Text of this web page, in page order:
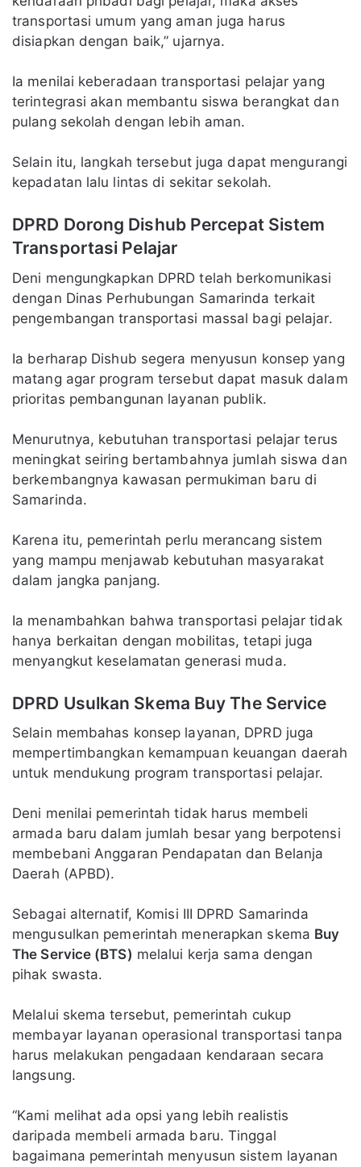
transportasi umum yang aman juga harus
disiapkan dengan baik,” ujarnya.
Ia menilai keberadaan transportasi pelajar yang
terintegrasi akan membantu siswa berangkat dan
pulang sekolah dengan lebih aman.
Selain itu, langkah tersebut juga dapat mengurangi
kepadatan lalu lintas di sekitar sekolah.
DPRD Dorong Dishub Percepat Sistem
Transportasi Pelajar
Deni mengungkapkan DPRD telah berkomunikasi
dengan Dinas Perhubungan Samarinda terkait
pengembangan transportasi massal bagi pelajar.
Ia berharap Dishub segera menyusun konsep yang
matang agar program tersebut dapat masuk dalam
prioritas pembangunan layanan publik.
Menurutnya, kebutuhan transportasi pelajar terus
meningkat seiring bertambahnya jumlah siswa dan
berkembangnya kawasan permukiman baru di
Samarinda.
Karena itu, pemerintah perlu merancang sistem
yang mampu menjawab kebutuhan masyarakat
dalam jangka panjang.
Ia menambahkan bahwa transportasi pelajar tidak
hanya berkaitan dengan mobilitas, tetapi juga
menyangkut keselamatan generasi muda.
DPRD Usulkan Skema Buy The Service
Selain membahas konsep layanan, DPRD juga
mempertimbangkan kemampuan keuangan daerah
untuk mendukung program transportasi pelajar.
Deni menilai pemerintah tidak harus membeli
armada baru dalam jumlah besar yang berpotensi
membebani Anggaran Pendapatan dan Belanja
Daerah (APBD).
Sebagai alternatif, Komisi III DPRD Samarinda
mengusulkan pemerintah menerapkan skema Buy
The Service (BTS) melalui kerja sama dengan
pihak swasta.
Melalui skema tersebut, pemerintah cukup
membayar layanan operasional transportasi tanpa
harus melakukan pengadaan kendaraan secara
langsung.
“Kami melihat ada opsi yang lebih realistis
daripada membeli armada baru. Tinggal
bagaimana pemerintah menyusun sistem layanan